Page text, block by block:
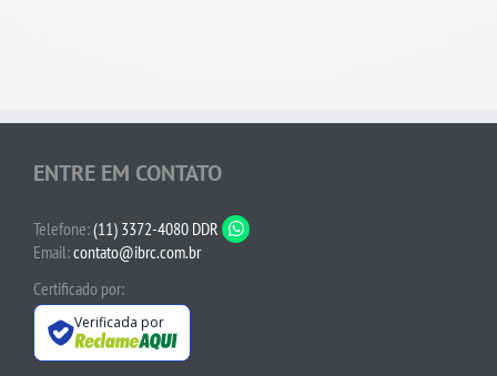
ENTRE EM CONTATO
Telefone:(11) 3372-4080 DDR
Email:contato@ibrc.com.br
Certificado por:
Verificada por